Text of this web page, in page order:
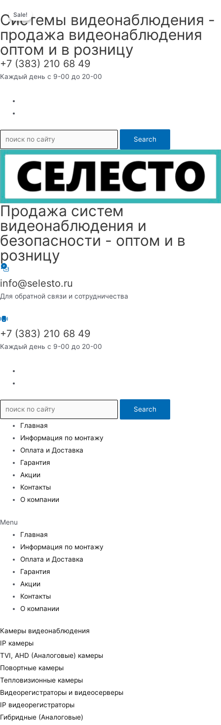
к
содержимому
Системы видеонаблюдения -
продажа видеонаблюдения
оптом и в розницу
+7 (383) 210 68 49
Каждый день с 9-00 до 20-00
Search
Продажа систем
видеонаблюдения и
безопасности - оптом и в
розницу
info@selesto.ru
Для обратной связи и сотрудничества
+7 (383) 210 68 49
Каждый день с 9-00 до 20-00
Search
Главная
Информация по монтажу
Оплата и Доставка
Гарантия
Акции
Контакты
О компании
Menu
Главная
Информация по монтажу
Оплата и Доставка
Гарантия
Акции
Контакты
О компании
Камеры видеонаблюдения
IP камеры
TVI, AHD (Аналоговые) камеры
Повортные камеры
Тепловизионные камеры
Видеорегистраторы и видеосерверы
IP видеорегистраторы
Гибридные (Аналоговые)
Sale!
Sale!